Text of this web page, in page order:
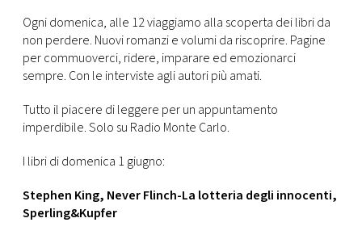
Ogni domenica, alle 12 viaggiamo alla scoperta dei libri da
non perdere. Nuovi romanzi e volumi da riscoprire. Pagine
per commuoverci, ridere, imparare ed emozionarci
sempre. Con le interviste agli autori più amati.
Tutto il piacere di leggere per un appuntamento
imperdibile. Solo su Radio Monte Carlo.
I libri di domenica 1 giugno:
Stephen King, Never Flinch-La lotteria degli innocenti,
Sperling&Kupfer